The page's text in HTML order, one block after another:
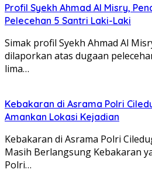
Profil Syekh Ahmad Al Misry,
Pelecehan 5 Santri Laki-Laki
Simak profil Syekh Ahmad Al
dilaporkan atas dugaan
lima…
Kebakaran di Asrama Polri
Amankan Lokasi Kejadian
Kebakaran di Asrama Polri
Masih Berlangsung Kebakaran
Polri…